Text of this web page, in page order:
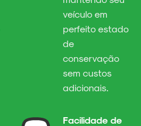
veículo em
perfeito estado
de
conservação
sem custos
adicionais.
Facilidade de